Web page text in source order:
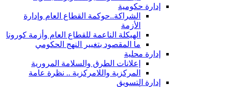
إدارة حكومية
الشراكة..حوكمة القطاع العام وإدارة
الأزمة
الهيكلة الناعمة للقطاع العام وأزمة كورونا
ما المقصود بتغيير النهج الحكومي
إدارة محلية
إعلانات الطرق والسلامة المرورية
المركزية واللامركزية .. نظرة عامة
إدارة التسويق